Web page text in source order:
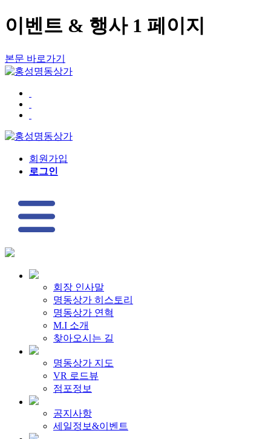
이벤트 & 행사 1 페이지
본문 바로가기
회원가입
로그인
회장 인사말
명동상가 히스토리
명동상가 연혁
M.I 소개
찾아오시는 길
명동상가 지도
VR 로드뷰
점포정보
공지사항
세일정보&이벤트